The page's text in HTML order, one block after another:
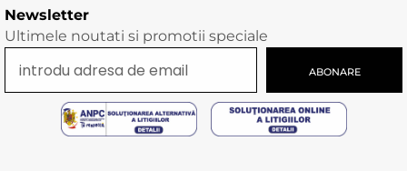
Newsletter
Ultimele noutati si promotii speciale
ABONARE